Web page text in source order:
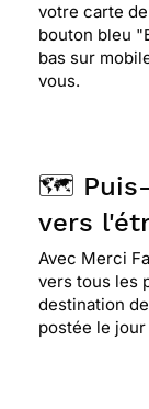
votre carte
bouton bleu
bas sur
vous.
🗺️ Puis-
vers
Avec Merci
vers tous les
destination
postée le jour